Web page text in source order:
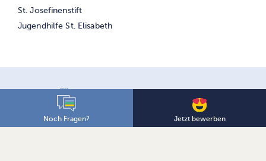
Noch Fragen? Jetzt bewerben
St. Josefinenstift
Jugendhilfe St. Elisabeth